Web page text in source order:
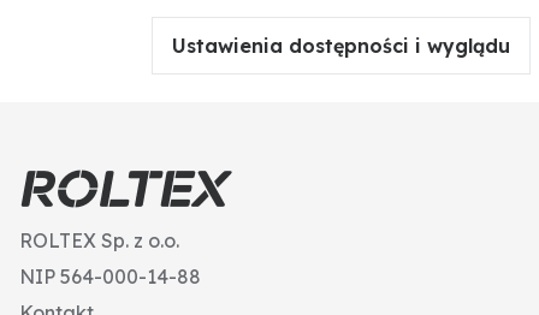
Ustawienia dostępności i wyglądu
ROLTEX Sp. z o.o.
NIP 564-000-14-88